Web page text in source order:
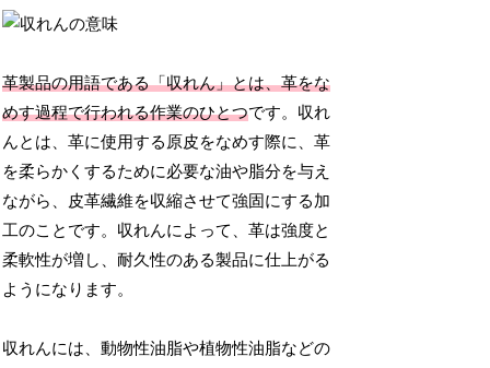
革製品の用語である「収れん」とは、革をな
めす過程で行われる作業のひとつです。収れ
んとは、革に使用する原皮をなめす際に、革
を柔らかくするために必要な油や脂分を与え
ながら、皮革繊維を収縮させて強固にする加
工のことです。収れんによって、革は強度と
柔軟性が増し、耐久性のある製品に仕上がる
ようになります。
収れんには、動物性油脂や植物性油脂などの